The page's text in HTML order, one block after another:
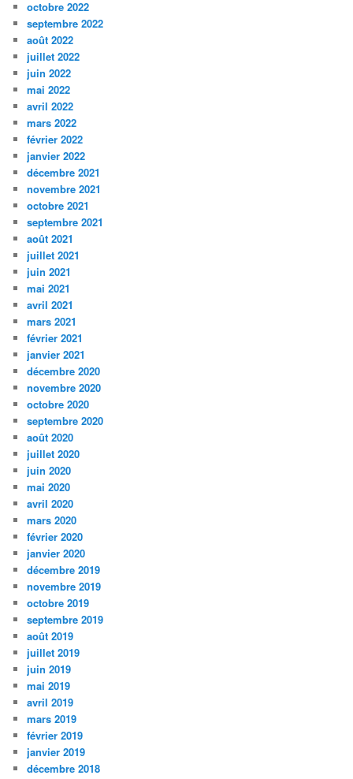
octobre 2022
septembre 2022
août 2022
juillet 2022
juin 2022
mai 2022
avril 2022
mars 2022
février 2022
janvier 2022
décembre 2021
novembre 2021
octobre 2021
septembre 2021
août 2021
juillet 2021
juin 2021
mai 2021
avril 2021
mars 2021
février 2021
janvier 2021
décembre 2020
novembre 2020
octobre 2020
septembre 2020
août 2020
juillet 2020
juin 2020
mai 2020
avril 2020
mars 2020
février 2020
janvier 2020
décembre 2019
novembre 2019
octobre 2019
septembre 2019
août 2019
juillet 2019
juin 2019
mai 2019
avril 2019
mars 2019
février 2019
janvier 2019
décembre 2018